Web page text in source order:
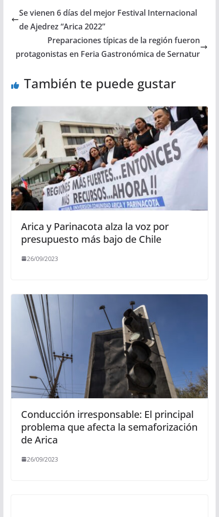
Se vienen 6 días del mejor Festival Internacional
de Ajedrez “Arica 2022”
Preparaciones típicas de la región fueron
protagonistas en Feria Gastronómica de Sernatur
También te puede gustar
Arica y Parinacota alza la voz por
presupuesto más bajo de Chile
26/09/2023
Conducción irresponsable: El principal
problema que afecta la semaforización
de Arica
26/09/2023